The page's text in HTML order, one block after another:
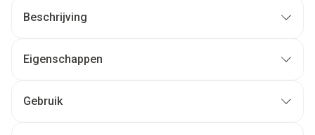
Beschrijving
Eigenschappen
Gebruik